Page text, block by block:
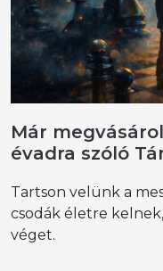
Már
évadra szóló
Tartson velünk a
csodák életre
véget.